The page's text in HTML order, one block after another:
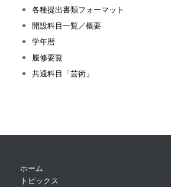
各種提出書類フォーマット
開設科目一覧／概要
学年暦
履修要覧
共通科目「芸術」
ホーム
トピックス